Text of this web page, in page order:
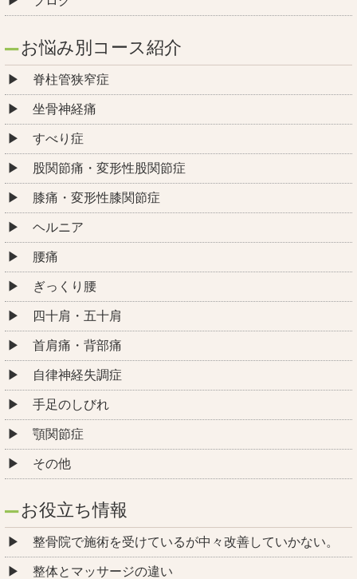
お悩み別コース紹介
脊柱管狭窄症
坐骨神経痛
すべり症
股関節痛・変形性股関節症
膝痛・変形性膝関節症
ヘルニア
腰痛
ぎっくり腰
四十肩・五十肩
首肩痛・背部痛
自律神経失調症
手足のしびれ
顎関節症
その他
お役立ち情報
整骨院で施術を受けているが中々改善していかない。
整体とマッサージの違い